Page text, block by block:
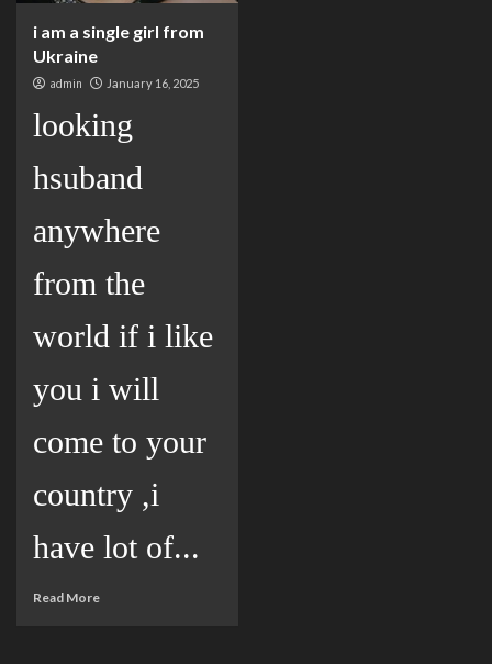
i am a single girl from
Ukraine
admin January 16, 2025
looking
hsuband
anywhere
from the
world if i like
you i will
come to your
country ,i
have lot of...
Read More